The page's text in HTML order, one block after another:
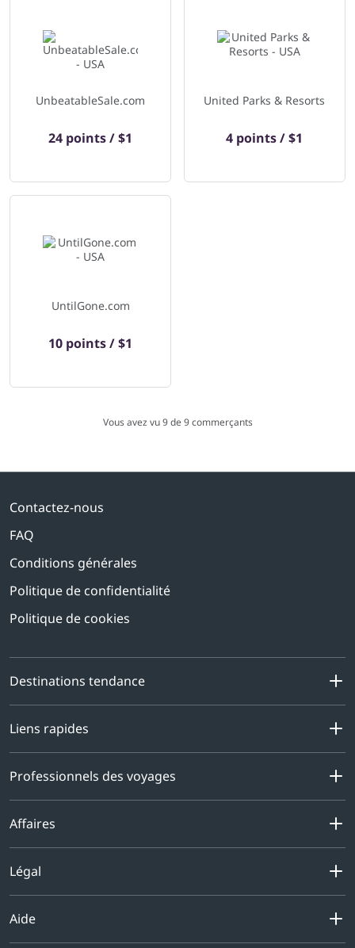
UnbeatableSale.com
24 points / $1
United Parks & Resorts
4 points / $1
UntilGone.com
10 points / $1
Vous avez vu 9 de9commerçants
Contactez-nous
FAQ
Conditions générales
Politique de confidentialité
Politique de cookies
Destinations tendance
Liens rapides
Professionnels des voyages
Affaires
Légal
Aide